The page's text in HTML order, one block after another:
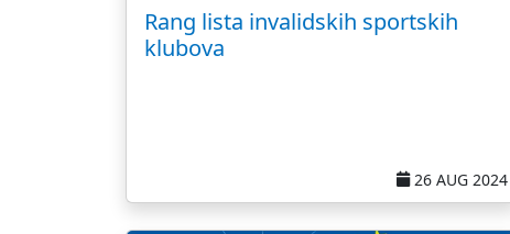
Rang lista invalidskih sportskih
klubova
26 AUG 2024